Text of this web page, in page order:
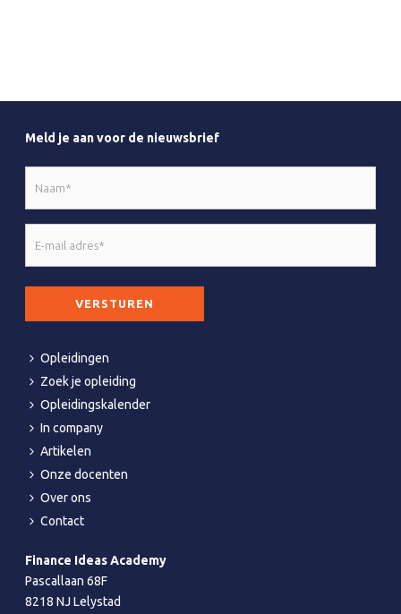
Meld je aan voor de nieuwsbrief
CAPTCHA
Opleidingen
Zoek je opleiding
Opleidingskalender
In company
Artikelen
Onze docenten
Over ons
Contact
Finance Ideas Academy
Pascallaan 68F
8218 NJ Lelystad